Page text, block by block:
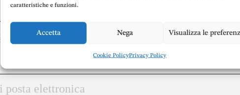
caratteristiche e funzioni.
Accetta Nega Visualizza le
Cookie PolicyPrivacy Policy